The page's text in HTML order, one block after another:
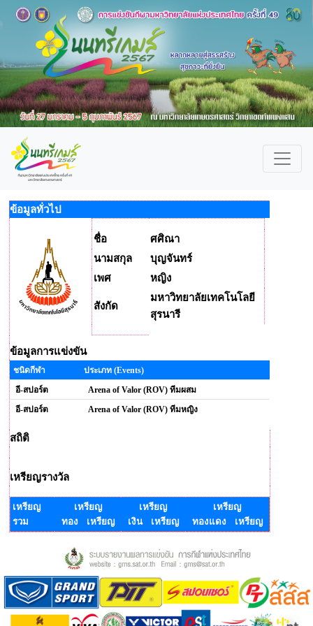
ข้อมูลทั่วไป
ชื่อ
ศศิณา
นามสกุล
บุญจันทร์
เพศ
หญิง
สังกัด
มหาวิทยาลัยเทคโนโลยี
สุรนารี
ข้อมูลการแข่งขัน
ชนิดกีฬา
ประเภท (Events)
อี-สปอร์ต
Arena of Valor (ROV) ทีมผสม
อี-สปอร์ต
Arena of Valor (ROV) ทีมหญิง
สถิติ
เหรียญรางวัล
เหรียญ
รวม
เหรียญ
ทอง เหรียญ
เหรียญ
เงิน เหรียญ
เหรียญ
ทองแดง เหรียญ